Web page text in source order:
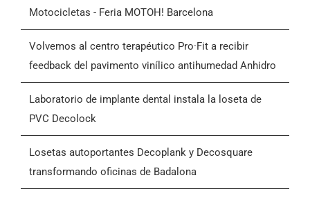
Contactar
Condiciones Generales de Venta (CGV)
Motocicletas - Feria MOTOH! Barcelona
Volvemos al centro terapéutico Pro·Fit a recibir
feedback del pavimento vinílico antihumedad Anhidro
Laboratorio de implante dental instala la loseta de
PVC Decolock
Losetas autoportantes Decoplank y Decosquare
transformando oficinas de Badalona